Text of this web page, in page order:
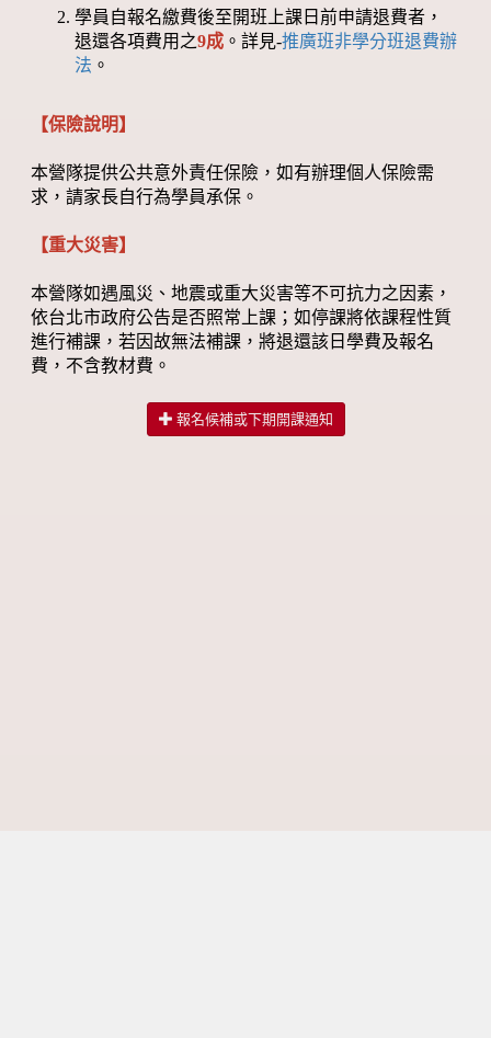
學員自報名繳費後至開班上課日前申請退費者，
退還各項費用之9成 。詳見-推廣班非學分班退費辦
法 。
【保險說明】
本營隊提供公共意外責任保險，如有辦理個人保險需
求，請家長自行為學員承保。
【重大災害】
本營隊如遇風災、地震或重大災害等不可抗力之因素，
依台北市政府公告是否照常上課；如停課將依課程性質
進行補課，若因故無法補課，將退還該日學費及報名
費，不含教材費。
報名候補或下期開課通知